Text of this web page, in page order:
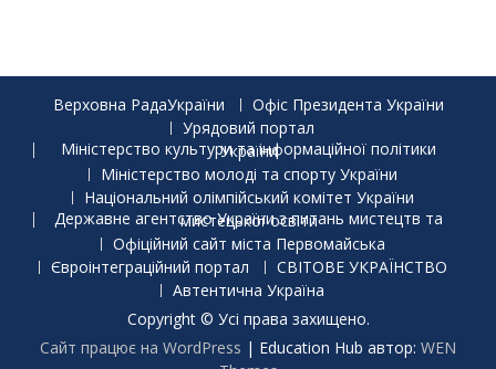
Верховна РадаУкраїни
Офіс Президента України
Урядовий портал
Міністерство культури та інформаційної політики України
Міністерство молоді та спорту України
Національний олімпійський комітет України
Державне агентство України з питань мистецтв та мистецької освіти
Офіційний сайт міста Первомайська
Євроінтеграційний портал
СВІТОВЕ УКРАЇНСТВО
Автентична Україна
Copyright © Усі права захищено.
Сайт працює на WordPress | Education Hub автор: WEN